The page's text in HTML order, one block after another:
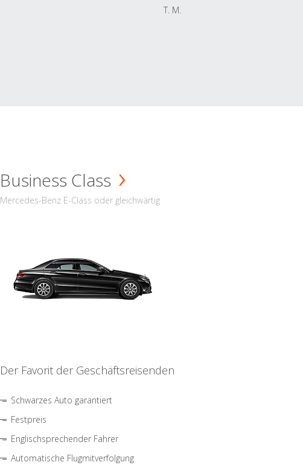
T. M.
Business Class
Mercedes-Benz E-Class oder gleichwärtig
Der Favorit der Geschäftsreisenden
Schwarzes Auto garantiert
Festpreis
Englischsprechender Fahrer
Automatische Flugmitverfolgung